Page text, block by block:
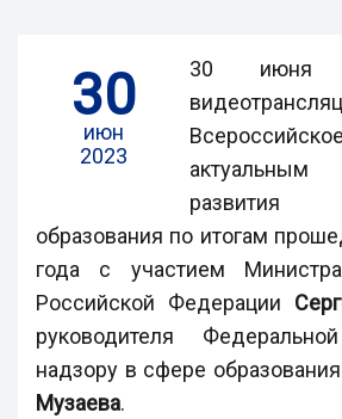
30
июн
2023
30 июня
образования по итогам
года с участием
Российской Федерации
руководителя
надзору в сфере
Музаева.